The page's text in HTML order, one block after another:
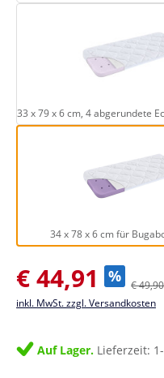
33 x 79 x 6 cm, 4 abgerundete
33 x
34 x 78 x 6 cm für
34 x
Verkaufspreis:
€ 44,91 % € 49,90
inkl. MwSt. zzgl. Versandkosten
Auf Lager. Lieferzeit: